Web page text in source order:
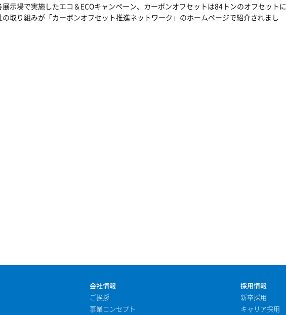
示場で実施したエコ＆ECOキャンペーン、カーボンオフセットは84トンのオフセットに
の取り組みが 「カーボンオフセット推進ネットワーク」 のホームページで紹介されまし
会社情報
ご挨拶
事業コンセプト
採用情報
新卒採用
キャリア採用